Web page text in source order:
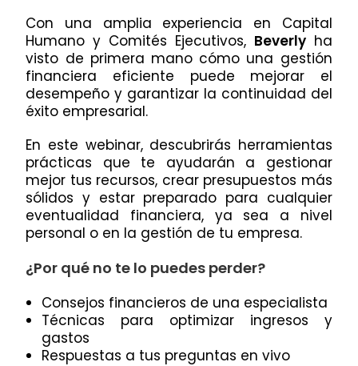
Con una amplia experiencia en Capital
Humano y Comités Ejecutivos, Beverlyha
visto de primera mano cómo una gestión
financiera eficiente puede mejorar el
desempeño y garantizar la continuidad del
éxito empresarial.
En este webinar, descubrirás herramientas
prácticas que te ayudarán a gestionar
mejor tus recursos, crear presupuestos más
sólidos y estar preparado para cualquier
eventualidad financiera, ya sea a nivel
personal o en la gestión de tu empresa.
¿Por qué no te lo puedes perder?
Consejos financieros de una especialista
Técnicas para optimizar ingresos y
gastos
Respuestas a tus preguntas en vivo